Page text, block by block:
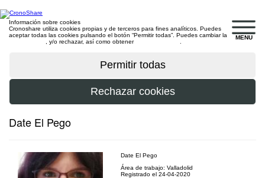
MENU
Información sobre cookies
Cronoshare utiliza cookies propias y de terceros para fines analíticos. Puedes
aceptar todas las cookies pulsando el botón “Permitir todas”. Puedes cambiar la
, y/o rechazar, así como obtener
Date El Pego
Date El Pego
Área de trabajo: Valladolid
Registrado el 24-04-2020